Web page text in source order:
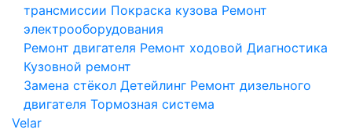
трансмиссии Покраска кузова Ремонт
электрооборудования
Ремонт двигателя Ремонт ходовой Диагностика
Кузовной ремонт
Замена стёкол Детейлинг Ремонт дизельного
двигателя Тормозная система
Velar